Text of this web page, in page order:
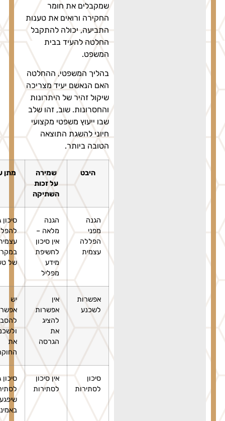
שמקבלים את חומר
החקירה ורואים את טענות
התביעה, יכולה להתקבל
החלטה להעיד בבית
המשפט.
בהליך המשפטי, ההחלטה
האם הנאשם יעיד מצריכה
שיקול זהיר של היתרונות
והחסרונות. שוב, זהו שלב
שבו ייעוץ משפטי מקצועי
חיוני להשגת התוצאה
הטובה ביותר.
על זכות
השתיקה
מתן עדות
מלאה –
אין סיכון
לחשיפת
סיכון גבוה
להפללה
עצמית
במקרה
של טעות
אפשרות
אין
אפשרות
אפשרות
להסביר
החוקרים
לסתירות
אין סיכון
לסתירות
סיכון גבוה
לסתירות
באמינות